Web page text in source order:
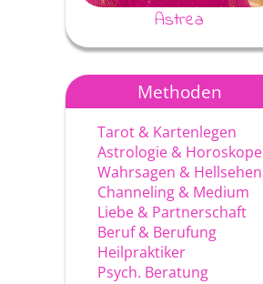
Astrea
Methoden
Tarot & Kartenlegen
Astrologie & Horoskope
Wahrsagen & Hellsehen
Channeling & Medium
Liebe & Partnerschaft
Beruf & Berufung
Heilpraktiker
Psych. Beratung